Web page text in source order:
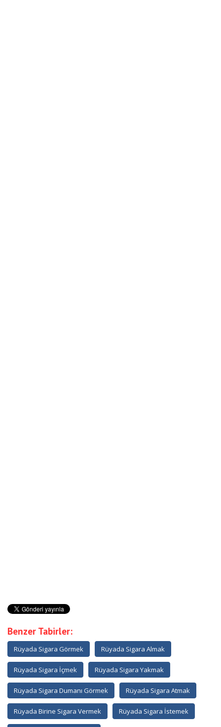
Benzer Tabirler:
Rüyada Sigara Görmek Rüyada Sigara Almak
Rüyada Sigara İçmek Rüyada Sigara Yakmak
Rüyada Sigara Dumanı Görmek Rüyada Sigara Atmak
Rüyada Birine Sigara Vermek Rüyada Sigara İstemek